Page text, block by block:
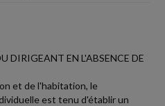
DIRIGEANT EN L'ABSENCE DE
et de l'habitation, le
est tenu d'établir un